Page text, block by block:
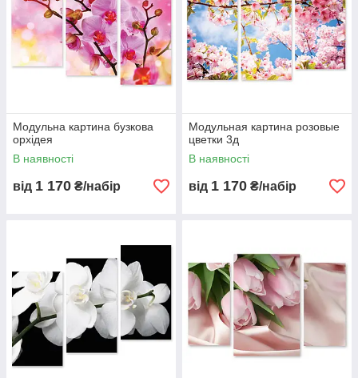
Модульна картина бузкова
орхідея
В наявності
від 1 170 ₴/набір
Модульная картина розовые
цветки 3д
В наявності
від 1 170 ₴/набір